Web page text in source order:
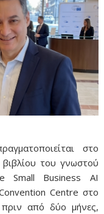
στο
του γνωστού
Small Business AI
Centre στο
από δύο μήνες,